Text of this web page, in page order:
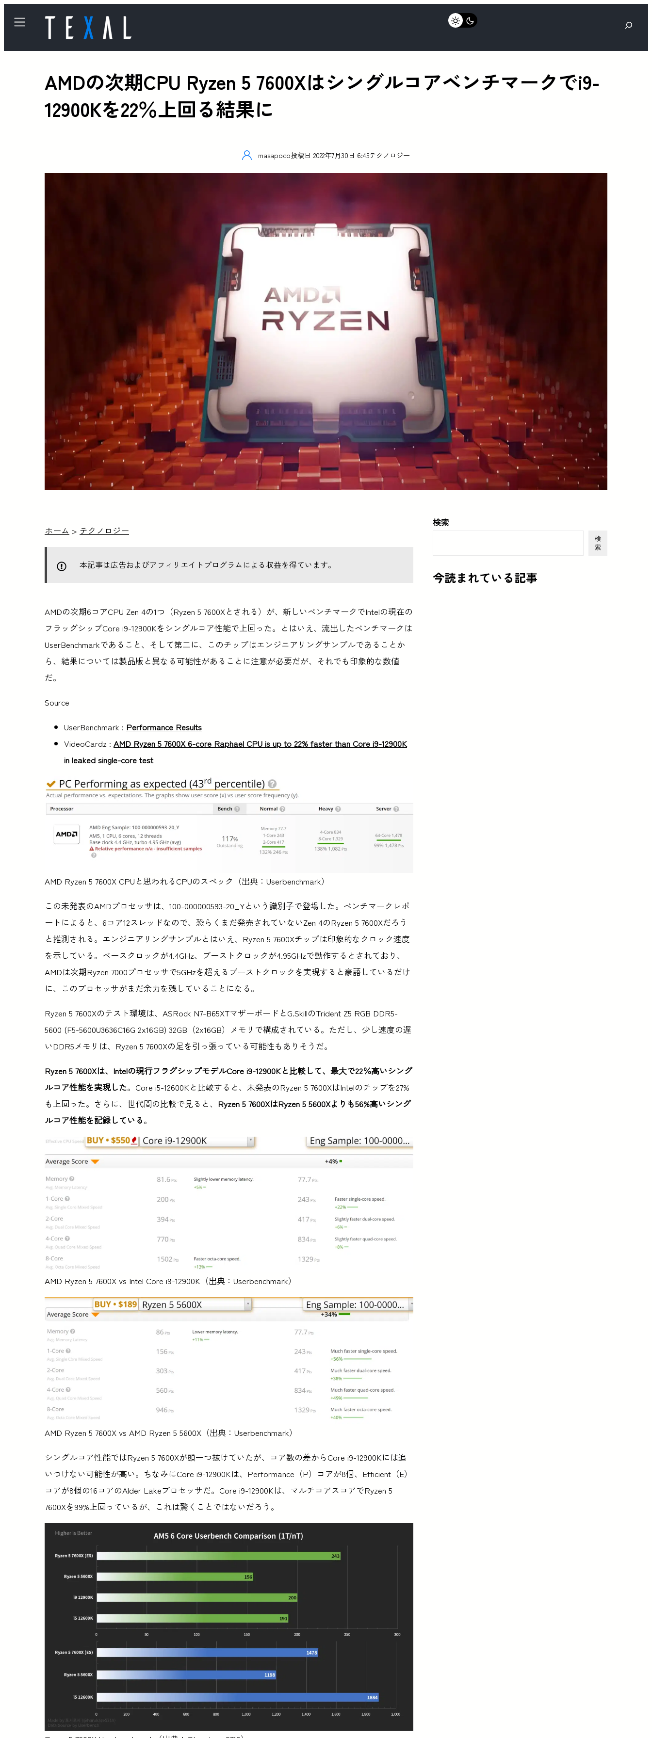
検
AMDの次期CPU Ryzen 5 7600Xはシングルコアベンチマークでi9-
12900Kを22％上回る結果に
masapoco投稿日 2022年7月30日 6:45テクノロジー
ホーム > テクノロジー
本記事は広告およびアフィリエイトプログラムによる収益を得ています。
AMDの次期6コアCPU Zen 4の1つ（Ryzen 5 7600Xとされる）が、新しいベンチマークでIntelの現在の
フラッグシップCore i9-12900Kをシングルコア性能で上回った。とはいえ、流出したベンチマークは
UserBenchmarkであること、そして第二に、このチップはエンジニアリングサンプルであることか
ら、結果については製品版と異なる可能性があることに注意が必要だが、それでも印象的な数値
だ。
Source
UserBenchmark : Performance Results
VideoCardz : AMD Ryzen 5 7600X 6-core Raphael CPU is up to 22% faster than Core i9-12900K
in leaked single-core test
AMD Ryzen 5 7600X CPUと思われるCPUのスペック（出典：Userbenchmark）
この未発表のAMDプロセッサは、100-000000593-20_Yという識別子で登場した。ベンチマークレポ
ートによると、6コア12スレッドなので、恐らくまだ発売されていないZen 4のRyzen 5 7600Xだろう
と推測される。エンジニアリングサンプルとはいえ、Ryzen 5 7600Xチップは印象的なクロック速度
を示している。ベースクロックが4.4GHz、ブーストクロックが4.95GHzで動作するとされており、
AMDは次期Ryzen 7000プロセッサで5GHzを超えるブーストクロックを実現すると豪語しているだけ
に、このプロセッサがまだ余力を残していることになる。
Ryzen 5 7600Xのテスト環境は、ASRock N7-B65XTマザーボードとG.SkillのTrident Z5 RGB DDR5-
5600 (F5-5600U3636C16G 2x16GB) 32GB（2x16GB）メモリで構成されている。ただし、少し速度の遅
いDDR5メモリは、Ryzen 5 7600Xの足を引っ張っている可能性もありそうだ。
Ryzen 5 7600Xは、Intelの現行フラグシップモデルCore i9-12900Kと比較して、最大で22％高いシング
ルコア性能を実現した。Core i5-12600Kと比較すると、未発表のRyzen 5 7600XはIntelのチップを27%
も上回った。さらに、世代間の比較で見ると、 Ryzen 5 7600XはRyzen 5 5600Xよりも56%高いシング
ルコア性能を記録している。
AMD Ryzen 5 7600X vs Intel Core i9-12900K（出典：Userbenchmark）
AMD Ryzen 5 7600X vs AMD Ryzen 5 5600X（出典：Userbenchmark）
シングルコア性能ではRyzen 5 7600Xが頭一つ抜けていたが、コア数の差からCore i9-12900Kには追
いつけない可能性が高い。ちなみにCore i9-12900Kは、Performance（P）コアが8個、Efficient（E）
コアが8個の16コアのAlder Lakeプロセッサだ。Core i9-12900Kは、マルチコアスコアでRyzen 5
7600Xを99%上回っているが、これは驚くことではないだろう。
検索
検
索
今読まれている記事